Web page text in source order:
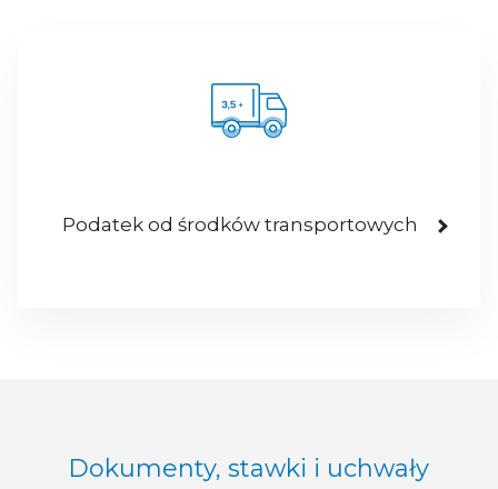
Podatek od środków transportowych
Dokumenty, stawki i uchwały